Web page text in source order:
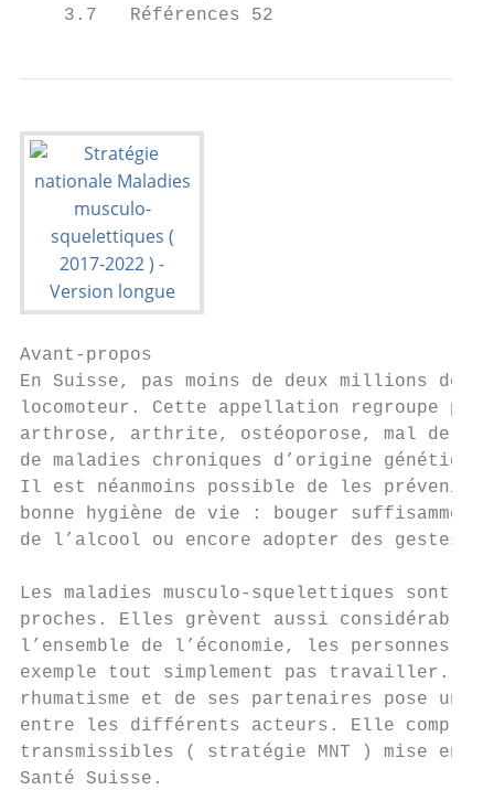
    3.7   Références 52
Avant-propos
En Suisse, pas moins de deux millions de
locomoteur. Cette appellation regroupe
arthrose, arthrite, ostéoporose, mal de
de maladies chroniques d’origine
Il est néanmoins possible de les
bonne hygiène de vie : bouger
de l’alcool ou encore adopter des gestes
Les maladies musculo-squelettiques sont
proches. Elles grèvent aussi
l’ensemble de l’économie, les personnes
exemple tout simplement pas travailler.
rhumatisme et de ses partenaires pose
entre les différents acteurs. Elle
transmissibles ( stratégie MNT ) mise en
Santé Suisse.